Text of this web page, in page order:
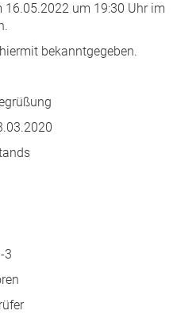
um 19:30 Uhr im
bekanntgegeben.